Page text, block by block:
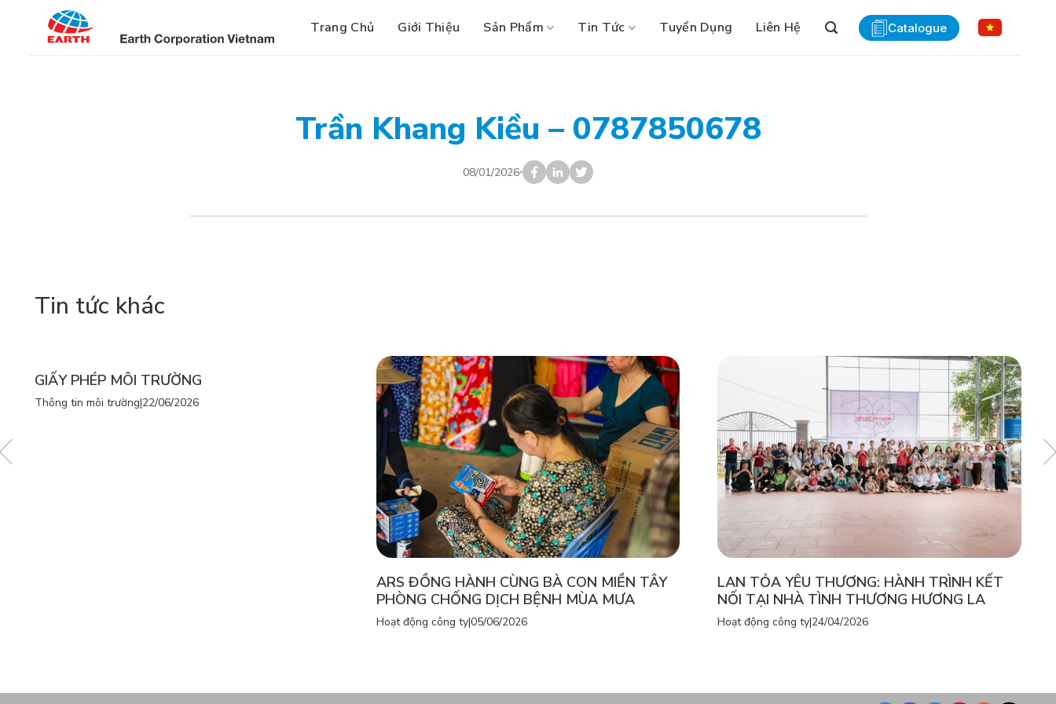
Trang Chủ Giới Thiệu Sản Phẩm Tin Tức Tuyển Dụng Liên Hệ Catalogue
Trần Khang Kiều – 0787850678
08/01/2026
Tin tức khác
GIẤY PHÉP MÔI TRƯỜNG
Thông tin môi trường|22/06/2026
ARS ĐỒNG HÀNH CÙNG BÀ CON MIỀN TÂY
PHÒNG CHỐNG DỊCH BỆNH MÙA MƯA
Hoạt động công ty|05/06/2026
LAN TỎA YÊU THƯƠNG: HÀNH TRÌNH KẾT
NỐI TẠI NHÀ TÌNH THƯƠNG HƯƠNG LA
Hoạt động công ty|24/04/2026